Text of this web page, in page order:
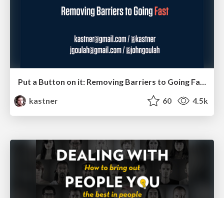
kastner
60 4.5k